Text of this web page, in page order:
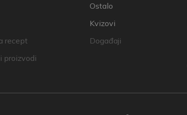
recept
proizvodi
Ostalo
Kvizovi
Događaji